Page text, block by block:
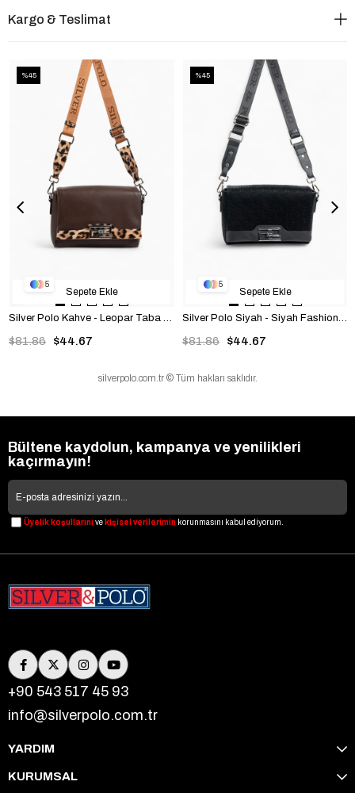
Kargo & Teslimat
5
Silver Polo Kahve - Leopar Taba Düz Kadın Çapraz Çanta SP1257
$44.67
$81.86
Sepete Ekle
%45
5
Silver Polo Siyah - Siyah Fashion Kadın Çapraz Çanta SP1257
$44.67
$81.86
Sepete Ekle
%45
silverpolo.com.tr © Tüm hakları saklıdır.
Bültene kaydolun, kampanya ve yenilikleri
kaçırmayın!
Üyelik koşullarınıve kişisel verilerimin korunmasını kabul ediyorum.
+90 543 517 45 93
info@silverpolo.com.tr
YARDIM
KURUMSAL